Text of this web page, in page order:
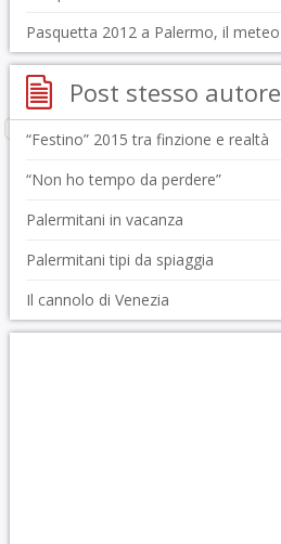
Pasquetta 2012 a Palermo, il meteo
Post stesso autore
“Festino” 2015 tra finzione e realtà
“Non ho tempo da perdere”
Palermitani in vacanza
Palermitani tipi da spiaggia
Il cannolo di Venezia